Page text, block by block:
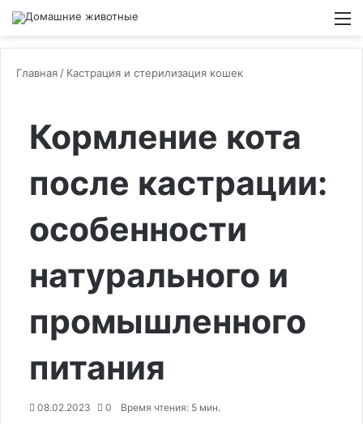
Главная / Кастрация и стерилизация кошек
Кормление кота
после кастрации:
особенности
натурального и
промышленного
питания
08.02.2023 0 Время чтения: 5 мин.